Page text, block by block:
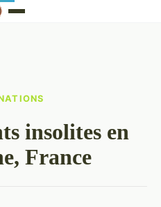
insolites en
France